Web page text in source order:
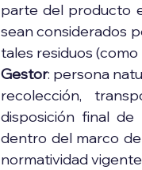
parte del producto
sean considerados
tales residuos
Gestor: persona
recolección,
disposición final de
dentro del marco
normatividad